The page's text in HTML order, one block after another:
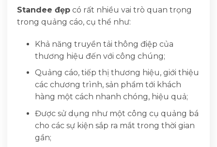
Standee đẹp có rất nhiều vai trò quan trọng
trong quảng cáo, cụ thể như:
Khả năng truyền tải thông điệp của
thương hiệu đến với công chúng;
Quảng cáo, tiếp thị thương hiệu, giới thiệu
các chương trình, sản phẩm tới khách
hàng một cách nhanh chóng, hiệu quả;
Được sử dụng như một công cụ quảng bá
cho các sự kiện sắp ra mắt trong thời gian
gần;